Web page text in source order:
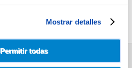
Mostrar detalles
Permitir todas